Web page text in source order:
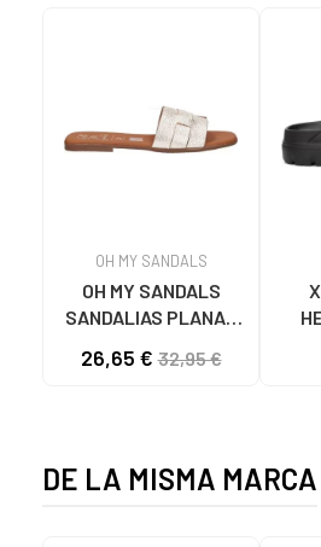
OH MY SANDALS
OH MY SANDALS
SANDALIAS PLANAS
DOYA CHAMPAN
26,65 €32,95 €
DE LA MISMA MARCA